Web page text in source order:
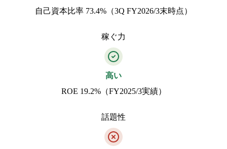
自己資本比率 73.4%（3Q FY2026/3末時点）
稼ぐ力
高い
ROE 19.2%（FY2025/3実績）
話題性